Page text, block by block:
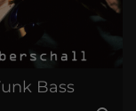
Bass